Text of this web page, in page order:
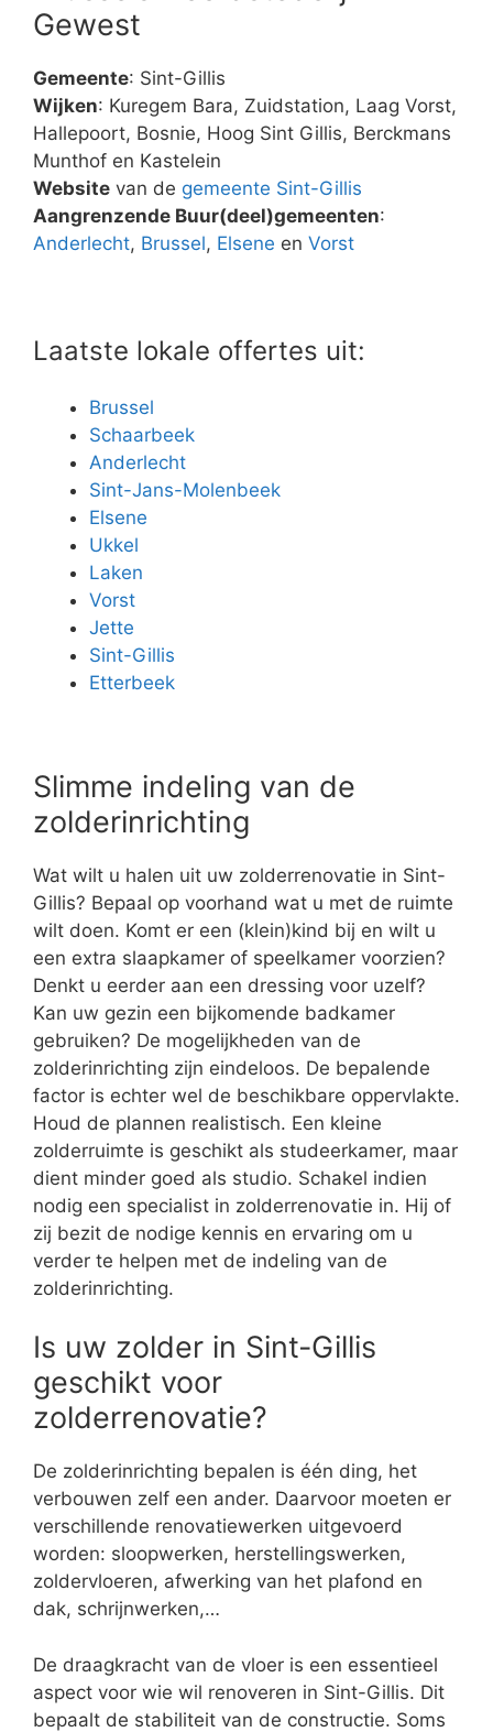
Gewest
Gemeente: Sint-Gillis
Wijken: Kuregem Bara, Zuidstation, Laag Vorst,
Hallepoort, Bosnie, Hoog Sint Gillis, Berckmans
Munthof en Kastelein
Website van de gemeente Sint-Gillis
Aangrenzende Buur(deel)gemeenten:
Anderlecht, Brussel, Elsene en Vorst
Laatste lokale offertes uit:
Brussel
Schaarbeek
Anderlecht
Sint-Jans-Molenbeek
Elsene
Ukkel
Laken
Vorst
Jette
Sint-Gillis
Etterbeek
Slimme indeling van de
zolderinrichting
Wat wilt u halen uit uw zolderrenovatie in Sint-
Gillis? Bepaal op voorhand wat u met de ruimte
wilt doen. Komt er een (klein)kind bij en wilt u
een extra slaapkamer of speelkamer voorzien?
Denkt u eerder aan een dressing voor uzelf?
Kan uw gezin een bijkomende badkamer
gebruiken? De mogelijkheden van de
zolderinrichting zijn eindeloos. De bepalende
factor is echter wel de beschikbare oppervlakte.
Houd de plannen realistisch. Een kleine
zolderruimte is geschikt als studeerkamer, maar
dient minder goed als studio. Schakel indien
nodig een specialist in zolderrenovatie in. Hij of
zij bezit de nodige kennis en ervaring om u
verder te helpen met de indeling van de
zolderinrichting.
Is uw zolder in Sint-Gillis
geschikt voor
zolderrenovatie?
De zolderinrichting bepalen is één ding, het
verbouwen zelf een ander. Daarvoor moeten er
verschillende renovatiewerken uitgevoerd
worden: sloopwerken, herstellingswerken,
zoldervloeren, afwerking van het plafond en
dak, schrijnwerken,…
De draagkracht van de vloer is een essentieel
aspect voor wie wil renoveren in Sint-Gillis. Dit
bepaalt de stabiliteit van de constructie. Soms